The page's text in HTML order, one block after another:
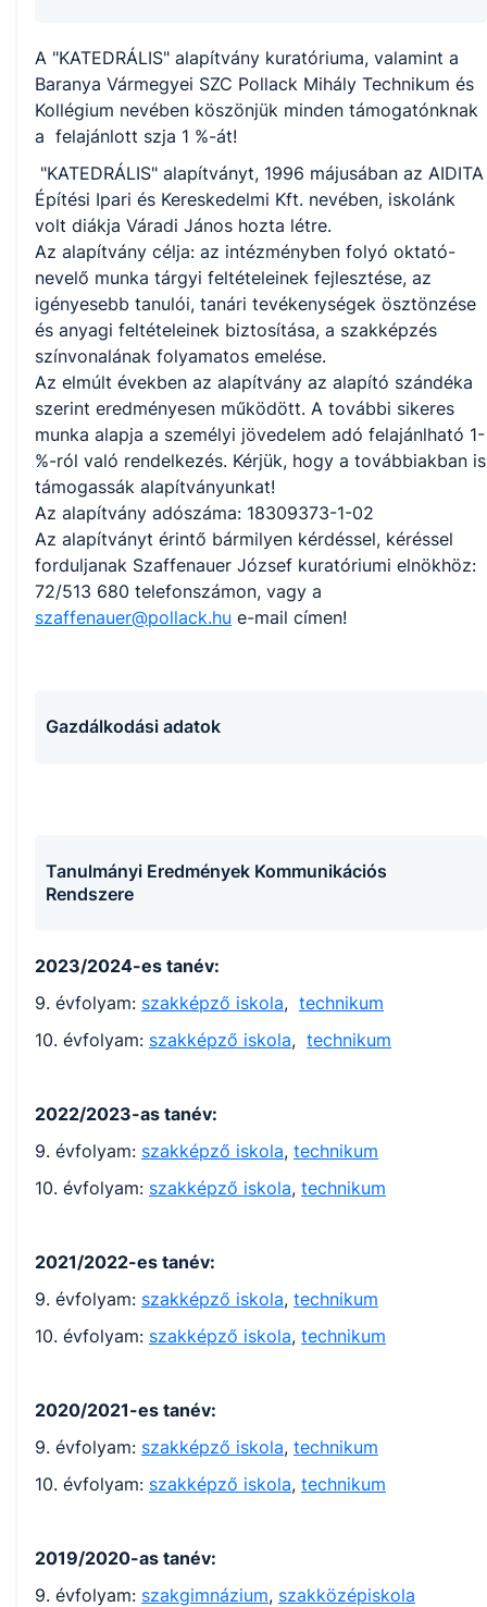
A "KATEDRÁLIS" alapítvány kuratóriuma, valamint a
Baranya Vármegyei SZC Pollack Mihály Technikum és
Kollégium nevében köszönjük minden támogatónknak
a felajánlott szja 1 %-át!
"KATEDRÁLIS" alapítványt, 1996 májusában az AIDITA
Építési Ipari és Kereskedelmi Kft. nevében, iskolánk
volt diákja Váradi János hozta létre.
Az alapítvány célja: az intézményben folyó oktató-
nevelő munka tárgyi feltételeinek fejlesztése, az
igényesebb tanulói, tanári tevékenységek ösztönzése
és anyagi feltételeinek biztosítása, a szakképzés
színvonalának folyamatos emelése.
Az elmúlt években az alapítvány az alapító szándéka
szerint eredményesen működött. A további sikeres
munka alapja a személyi jövedelem adó felajánlható 1-
%-ról való rendelkezés. Kérjük, hogy a továbbiakban is
támogassák alapítványunkat!
Az alapítvány adószáma: 18309373-1-02
Az alapítványt érintő bármilyen kérdéssel, kéréssel
forduljanak Szaffenauer József kuratóriumi elnökhöz:
72/513 680 telefonszámon, vagy a
szaffenauer@pollack.hu e-mail címen!
Gazdálkodási adatok
Tanulmányi Eredmények Kommunikációs
Rendszere
2023/2024-es tanév:
9. évfolyam: szakképző iskola, technikum
10. évfolyam: szakképző iskola, technikum
2022/2023-as tanév:
9. évfolyam: szakképző iskola, technikum
10. évfolyam: szakképző iskola, technikum
2021/2022-es tanév:
9. évfolyam: szakképző iskola, technikum
10. évfolyam: szakképző iskola, technikum
2020/2021-es tanév:
9. évfolyam: szakképző iskola, technikum
10. évfolyam: szakképző iskola, technikum
2019/2020-as tanév:
9. évfolyam: szakgimnázium, szakközépiskola